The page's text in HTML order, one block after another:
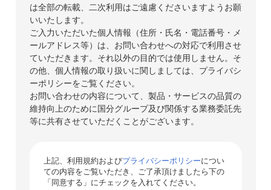
は全部の転載、二次利用はご遠慮くださいますようお願
いいたします。
ご入力いただいた個人情報（住所・氏名・電話番号・メ
ールアドレス等）は、お問い合わせへの対応で利用させ
ていただきます。それ以外の目的では使用しません。そ
の他、個人情報の取り扱いに関しましては、プライバシ
ーポリシーをご覧ください。
お問い合わせの内容について、製品・サービスの品質の
維持向上のために国分グループ及び関係する業務委託先
等に共有させていただくことがございます。
上記、利用規約およびプライバシーポリシーについ
ての内容をご覧いただき、ご了承頂けましたら下の
「同意する」にチェックを入れてください。